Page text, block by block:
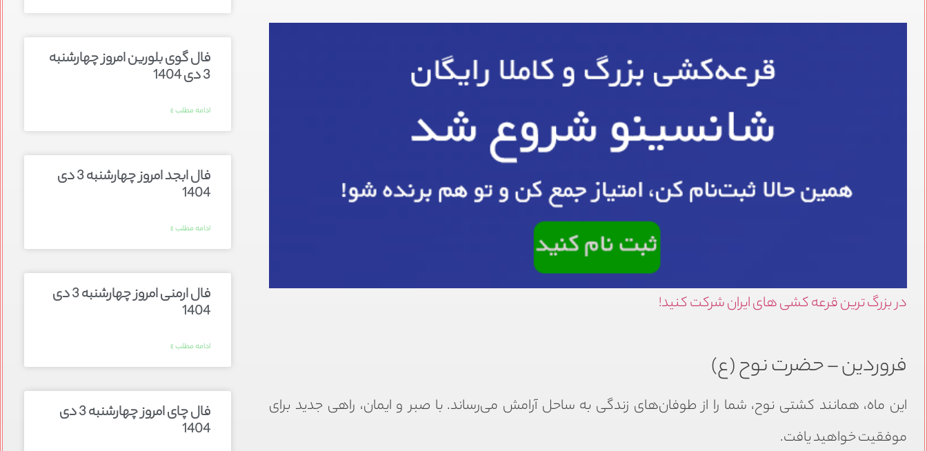
در بزرگ ترین قرعه کشی های ایران شرکت کنید!
فروردین – حضرت نوح (ع)
این ماه، همانند کشتی نوح، شما را از طوفان‌های زندگی به ساحل آرامش می‌رساند. با صبر و ایمان، راهی جدید برای
موفقیت خواهید یافت.
فال گوی بلورین امروز چهارشنبه
3 دی 1404
ادامه مطلب »
فال ابجد امروز چهارشنبه 3 دی
1404
ادامه مطلب »
فال ارمنی امروز چهارشنبه 3 دی
1404
ادامه مطلب »
فال چای امروز چهارشنبه 3 دی
1404